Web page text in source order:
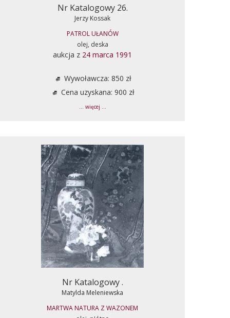
Nr Katalogowy 26.
Jerzy Kossak
PATROL UŁANÓW
olej, deska
aukcja z 24 marca 1991
Wywoławcza: 850 zł
Cena uzyskana: 900 zł
... więcej ...
Nr Katalogowy .
Matylda Meleniewska
MARTWA NATURA Z WAZONEM